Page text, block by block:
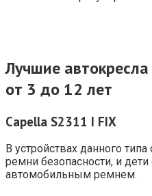
Лучшие
от 3 до 12 лет
Capella S2311 I FIX
В устройствах данного
ремни безопасности, и
автомобильным ремнем.